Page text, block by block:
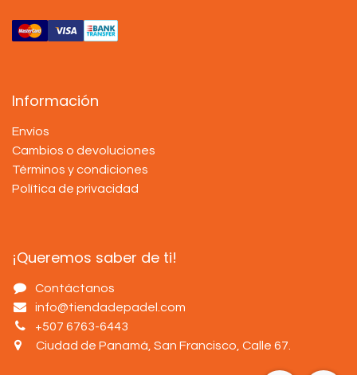
Información
Envíos
Cambios o devoluciones
Términos y condiciones
Política de privacidad
¡Queremos saber de ti!
Contáctanos
info@tiendadepadel.com
+507 6763-6443
Ciudad de Panamá, San Francisco, Calle 67.